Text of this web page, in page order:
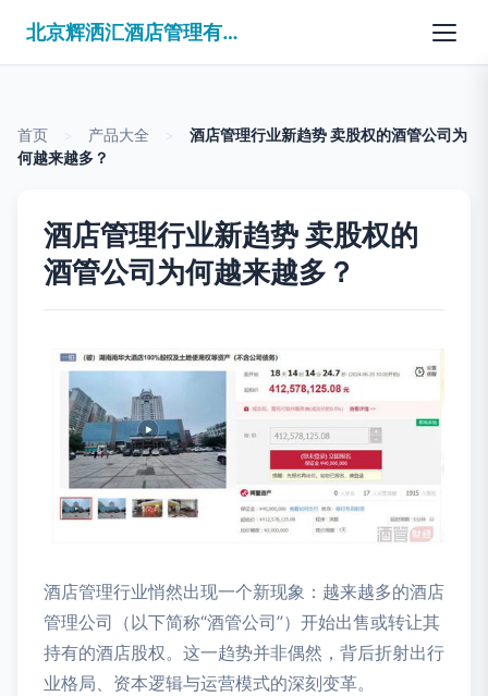
北京辉洒汇酒店管理有限公司
首页 产品大全
酒店管理行业新趋势 卖股权的酒管公司为
何越来越多？
酒店管理行业新趋势 卖股权的
酒管公司为何越来越多？
酒店管理行业悄然出现一个新现象：越来越多的酒店
管理公司（以下简称“酒管公司”）开始出售或转让其
持有的酒店股权。这一趋势并非偶然，背后折射出行
业格局、资本逻辑与运营模式的深刻变革。